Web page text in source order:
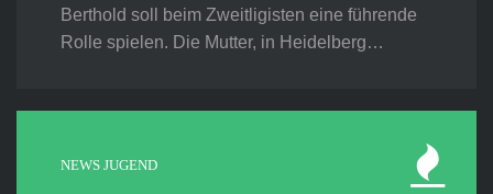
Berthold soll beim Zweitligisten eine führende
Rolle spielen. Die Mutter, in Heidelberg…
NEWS JUGEND